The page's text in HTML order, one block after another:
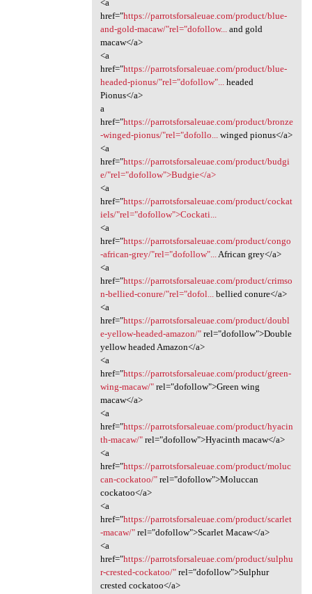
<a
href="https://parrotsforsaleuae.com/product/blue-
and-gold-macaw/"rel="dofollow...
and gold
macaw</a>
<a
href="https://parrotsforsaleuae.com/product/blue-
headed-pionus/"rel="dofollow"...
headed
Pionus</a>
a
href="https://parrotsforsaleuae.com/product/bronze
-winged-pionus/"rel="dofollo...
winged pionus</a>
<a
href="https://parrotsforsaleuae.com/product/budgi
e/"rel="dofollow">Budgie</a>
<a
href="https://parrotsforsaleuae.com/product/cockat
iels/"rel="dofollow">Cockati...
<a
href="https://parrotsforsaleuae.com/product/congo
-african-grey/"rel="dofollow"...
African grey</a>
<a
href="https://parrotsforsaleuae.com/product/crimso
n-bellied-conure/"rel="dofol...
bellied conure</a>
<a
href="https://parrotsforsaleuae.com/product/doubl
e-yellow-headed-amazon/"rel="dofollow">Double
yellow headed Amazon</a>
<a
href="https://parrotsforsaleuae.com/product/green-
wing-macaw/"rel="dofollow">Green wing
macaw</a>
<a
href="https://parrotsforsaleuae.com/product/hyacin
th-macaw/"rel="dofollow">Hyacinth macaw</a>
<a
href="https://parrotsforsaleuae.com/product/moluc
can-cockatoo/"rel="dofollow">Moluccan
cockatoo</a>
<a
href="https://parrotsforsaleuae.com/product/scarlet
-macaw/"rel="dofollow">Scarlet Macaw</a>
<a
href="https://parrotsforsaleuae.com/product/sulphu
r-crested-cockatoo/"rel="dofollow">Sulphur
crested cockatoo</a>